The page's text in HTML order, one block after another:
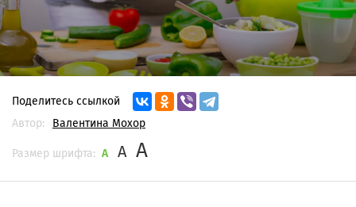
Поделитесь ссылкой
Автор:
Валентина Мохор
Размер шрифта: A A A